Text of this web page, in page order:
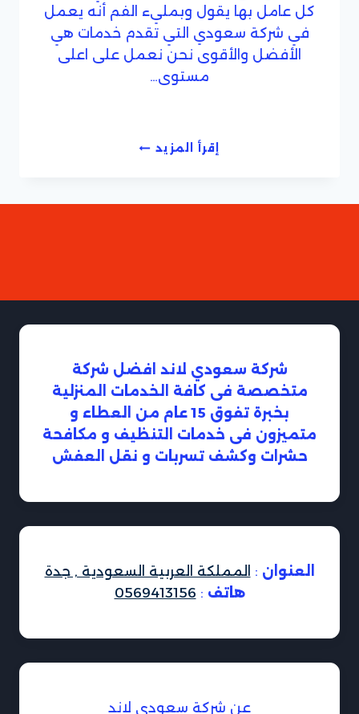
كل عامل بها يقول وبمليء الفم أنه يعمل
في شركة سعودي التي تقدم خدمات هي
الأفضل والأقوى نحن نعمل على اعلى
مستوى…
إقرأ المزيدشركة
شركة سعودي لاند افضل شركة
متخصصة فى كافة الخدمات المنزلية
بخبرة تفوق 15 عام من العطاء و
متميزون فى خدمات التنظيف و مكافحة
حشرات وكشف تسربات و نقل العفش
العنوان : المملكة العربية السعودية , جدة
هاتف :
0569413156
عن شركة سعودي لاند